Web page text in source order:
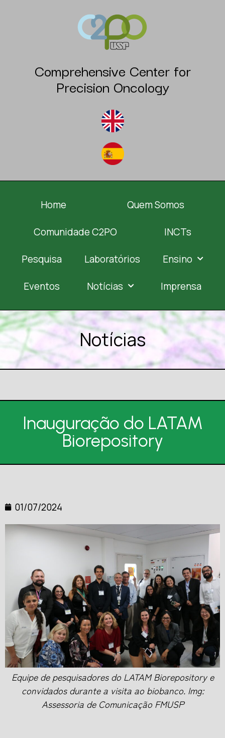
Comprehensive Center for
Precision Oncology
Home Quem Somos
Comunidade C2PO INCTs
Pesquisa Laboratórios Ensino
Eventos Notícias Imprensa
Notícias
Inauguração do LATAM
Biorepository
01/07/2024
Equipe de pesquisadores do LATAM Biorepository e
convidados durante a visita ao biobanco. Img:
Assessoria de Comunicação FMUSP